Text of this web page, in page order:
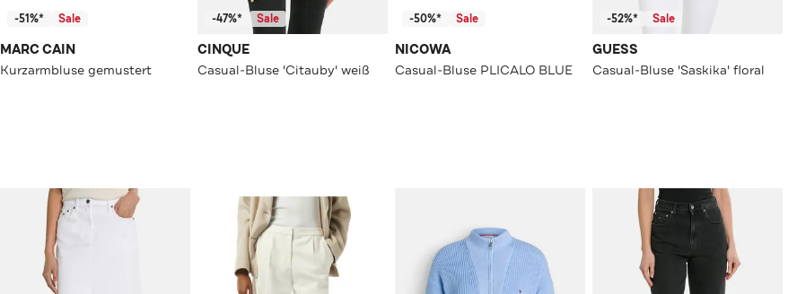
-51%* Sale
MARC CAIN
Kurzarmbluse gemustert
-47%* Sale
CINQUE
Casual-Bluse 'Citauby' weiß
-50%* Sale
NICOWA
Casual-Bluse PLICALO BLUE
-52%* Sale
GUESS
Casual-Bluse 'Saskika' floral